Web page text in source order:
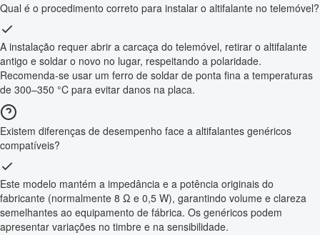
Qual é o procedimento correto para instalar o altifalante no telemóvel?
A instalação requer abrir a carcaça do telemóvel, retirar o altifalante
antigo e soldar o novo no lugar, respeitando a polaridade.
Recomenda-se usar um ferro de soldar de ponta fina a temperaturas
de 300–350 °C para evitar danos na placa.
Existem diferenças de desempenho face a altifalantes genéricos
compatíveis?
Este modelo mantém a impedância e a potência originais do
fabricante (normalmente 8 Ω e 0,5 W), garantindo volume e clareza
semelhantes ao equipamento de fábrica. Os genéricos podem
apresentar variações no timbre e na sensibilidade.